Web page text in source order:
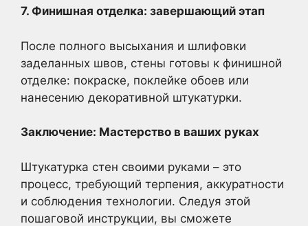
7. Финишная отделка: завершающий этап
После полного высыхания и шлифовки
заделанных швов, стены готовы к финишной
отделке: покраске, поклейке обоев или
нанесению декоративной штукатурки.
Заключение: Мастерство в ваших руках
Штукатурка стен своими руками – это
процесс, требующий терпения, аккуратности
и соблюдения технологии. Следуя этой
пошаговой инструкции, вы сможете